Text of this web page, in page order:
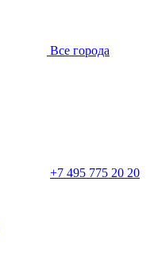
Все города
+7 495 775 20 20